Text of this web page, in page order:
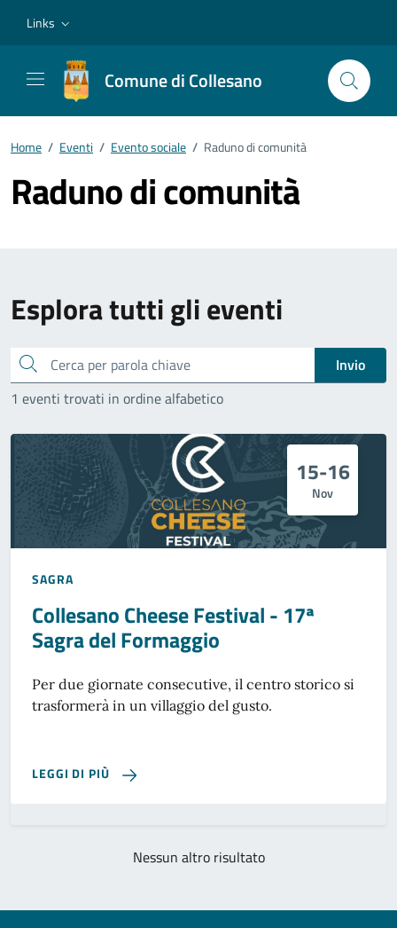
Links
Comune di Collesano
Home / Eventi / Evento sociale / Raduno di comunità
Raduno di comunità
Esplora tutti gli eventi
Cerca
Invio
1 eventi trovati in ordine alfabetico
15-16
Nov
SAGRA
Collesano Cheese Festival - 17ª
Sagra del Formaggio
Per due giornate consecutive, il centro storico si
trasformerà in un villaggio del gusto.
LEGGI DI PIÙ
Nessun altro risultato